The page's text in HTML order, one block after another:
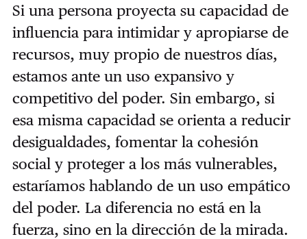
Si una persona proyecta su capacidad de
influencia para intimidar y apropiarse de
recursos, muy propio de nuestros días,
estamos ante un uso expansivo y
competitivo del poder. Sin embargo, si
esa misma capacidad se orienta a reducir
desigualdades, fomentar la cohesión
social y proteger a los más vulnerables,
estaríamos hablando de un uso empático
del poder. La diferencia no está en la
fuerza, sino en la dirección de la mirada.